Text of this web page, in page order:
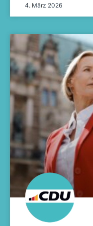
4. März 2026